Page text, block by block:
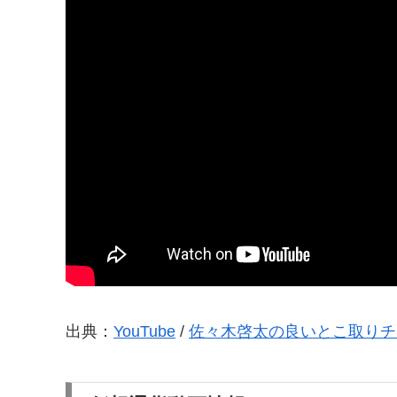
出典： YouTube / 佐々木啓太の良いとこ取り